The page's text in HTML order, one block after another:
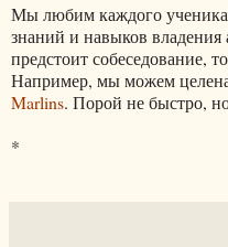
Мы любим каждого
знаний и навыков владения
предстоит собеседование,
Например, мы можем
Marlins. Порой не быстро,
*